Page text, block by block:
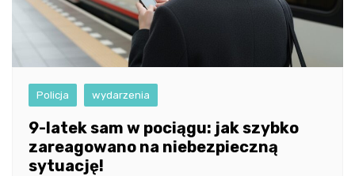
Policja wydarzenia
9-latek sam w pociągu: jak szybko
zareagowano na niebezpieczną
sytuację!